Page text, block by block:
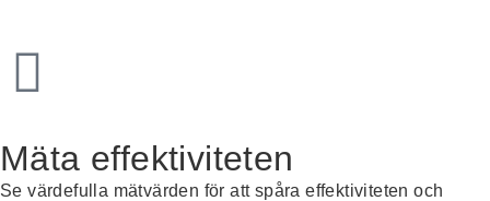
Mäta effektiviteten
Se värdefulla mätvärden för att spåra effektiviteten och